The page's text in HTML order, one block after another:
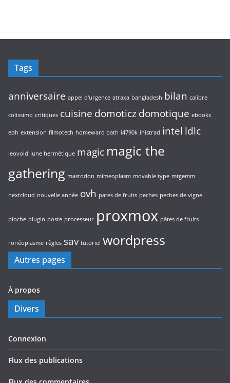
Tags
anniversaire appel d'urgence atraxa bangladesh bilan calibre
colissimo critiques cuisine domoticzdomotique ebooks
edh extension filmotech homeward path i4790k inistrad intel ldlc
leovold lune hermétique magic magic the
gathering mastodon mimeoplasm movable type mtgemm
nextcloud nouvelle année ovh pates de fruits peches peches de vigne
pioche plugin poste processeur proxmox pâtes de fruits
ronéoplasme règles sav tutoriel wordpress
Autres pages
À propos
Divers
Connexion
Flux des publications